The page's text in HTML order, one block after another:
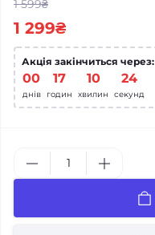
1 599₴
1 299₴
Акція закінчиться через:
00
днів
17
годин
10
хвилин
23
секунд